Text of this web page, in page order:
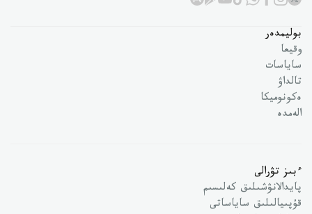
بوليمدەر
وقيعا
ساياسات
تالداۋ
ەكونوميكا
الەمدە
ءبىز تۋرالى
پايدالانۋشىلىق كەلىسىم
قۇپىيالىلىق ساياساتى